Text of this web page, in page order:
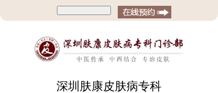
深圳肤康皮肤病专科